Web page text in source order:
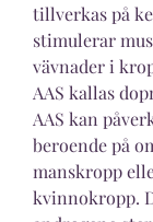
tillverkas på
stimulerar
vävnader i
AAS kallas
AAS kan
beroende på
manskropp
kvinnokropp.